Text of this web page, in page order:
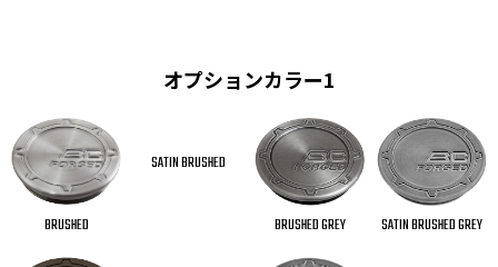
オプションカラー1
BRUSHED
SATIN BRUSHED
BRUSHED GREY SATIN BRUSHED GREY